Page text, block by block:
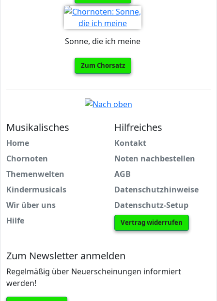
Sonne, die ich meine
Zum Chorsatz
Musikalisches
Home
Chornoten
Themenwelten
Kindermusicals
Wir über uns
Hilfe
Hilfreiches
Kontakt
Noten nachbestellen
AGB
Datenschutzhinweise
Datenschutz-Setup
Vertrag widerrufen
Zum Newsletter anmelden
Regelmäßig über Neuerscheinungen informiert
werden!